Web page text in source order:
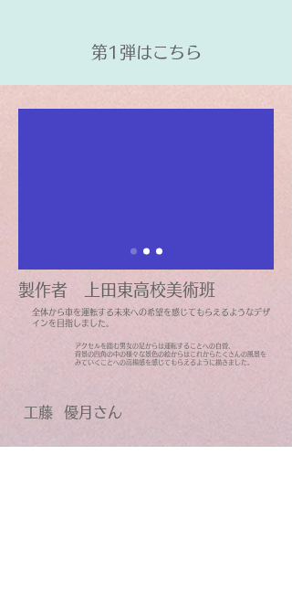
​第1弾はこちら
​製作者 上田東高校美術班
全体から車を運転する未来への希望を感じてもらえるようなデザ
インを目指しました。
アクセルを踏む男女の足からは運転することへの自覚、
背景の四角の中の様々な景色の絵からはこれからたくさんの風景を
みていくことへの高揚感を感じてもらえるように描きました。
​工藤 ​優月さん